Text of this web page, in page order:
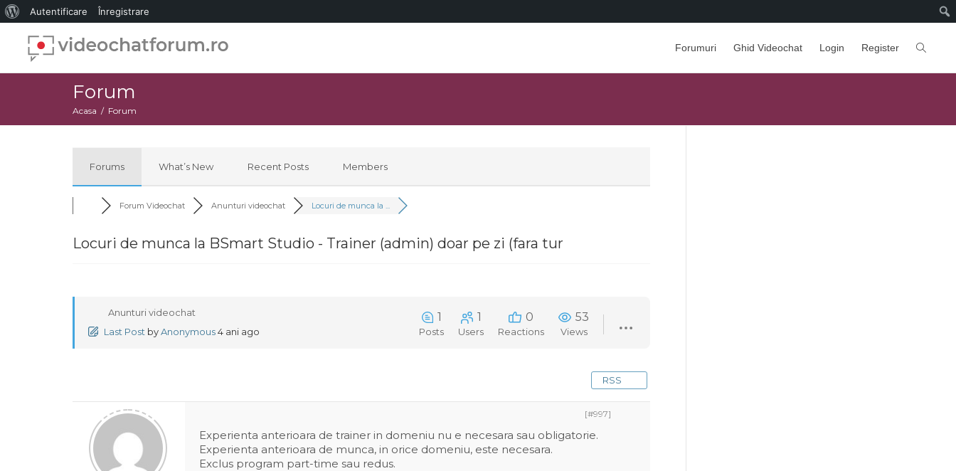
Despre
WordPress
Autentificare Înregistrare
Forumuri Ghid Videochat Login Register
Forum
Acasa Forum
Forums What’s New Recent Posts Members
Forum Videochat Anunturi videochat Locuri de munca la ...
Locuri de munca la BSmart Studio - Trainer (admin) doar pe zi (fara tur
Anunturi videochat
Last Post byAnonymous4 ani ago
1
Posts
1
Users
0
Reactions
53
Views
RSS
[#997]
Experienta anterioara de trainer in domeniu nu e necesara sau obligatorie.
Experienta anterioara de munca, in orice domeniu, este necesara.
Exclus program part-time sau redus.